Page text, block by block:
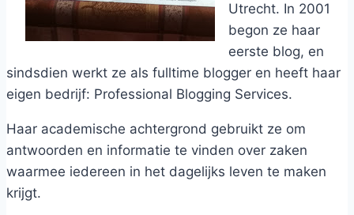
Utrecht. In 2001
begon ze haar
eerste blog, en
sindsdien werkt ze als fulltime blogger en heeft haar
eigen bedrijf: Professional Blogging Services.
Haar academische achtergrond gebruikt ze om
antwoorden en informatie te vinden over zaken
waarmee iedereen in het dagelijks leven te maken
krijgt.